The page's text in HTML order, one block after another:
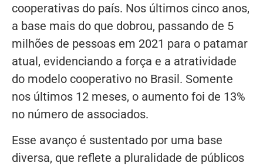
cooperativas do país. Nos últimos cinco anos,
a base mais do que dobrou, passando de 5
milhões de pessoas em 2021 para o patamar
atual, evidenciando a força e a atratividade
do modelo cooperativo no Brasil. Somente
nos últimos 12 meses, o aumento foi de 13%
no número de associados.
Esse avanço é sustentado por uma base
diversa, que reflete a pluralidade de públicos